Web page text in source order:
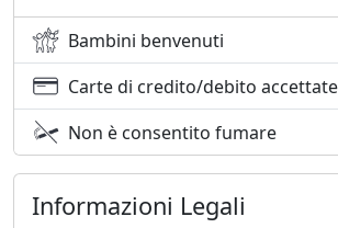
Bambini benvenuti
Carte di credito/debito accettate
Non è consentito fumare
Informazioni Legali